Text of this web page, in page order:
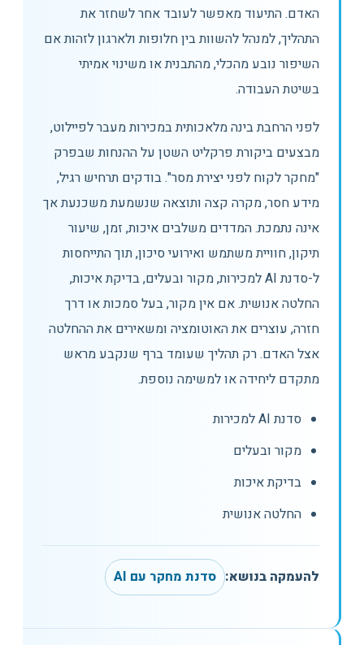
האדם. התיעוד מאפשר לעובד אחר לשחזר את
התהליך, למנהל להשוות בין חלופות ולארגון לזהות אם
השיפור נובע מהכלי, מהתבנית או משינוי אמיתי
בשיטת העבודה.
לפני הרחבת בינה מלאכותית במכירות מעבר לפיילוט,
מבצעים ביקורת פרקליט השטן על ההנחות שבפרק
"מחקר לקוח לפני יצירת מסר". בודקים תרחיש רגיל,
מידע חסר, מקרה קצה ותוצאה שנשמעת משכנעת אך
אינה נתמכת. המדדים משלבים איכות, זמן, שיעור
תיקון, חוויית משתמש ואירועי סיכון, תוך התייחסות
ל-סדנת AI למכירות, מקור ובעלים, בדיקת איכות,
החלטה אנושית. אם אין מקור, בעל סמכות או דרך
חזרה, עוצרים את האוטומציה ומשאירים את ההחלטה
אצל האדם. רק תהליך שעומד ברף שנקבע מראש
מתקדם ליחידה או למשימה נוספת.
סדנת AI למכירות
מקור ובעלים
בדיקת איכות
החלטה אנושית
להעמקה בנושא: סדנת מחקר עם AI